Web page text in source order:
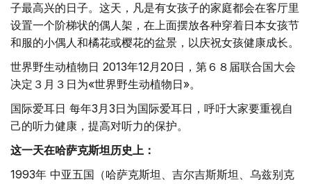
子最高兴的日子。这天，凡是有女孩子的家庭都会在客厅里
设置一个阶梯状的偶人架，在上面摆放各种穿着日本女孩节
和服的小偶人和橘花或樱花的盆景，以庆祝女孩健康成长。
世界野生动植物日 2013年12月20日，第６８届联合国大会
决定３月３日为«世界野生动植物日»。
国际爱耳日 每年3月3日为国际爱耳日，呼吁大家要重视自
己的听力健康，提高对听力的保护。
这一天在哈萨克斯坦历史上：
1993年 中亚五国（哈萨克斯坦、吉尔吉斯斯坦、乌兹别克